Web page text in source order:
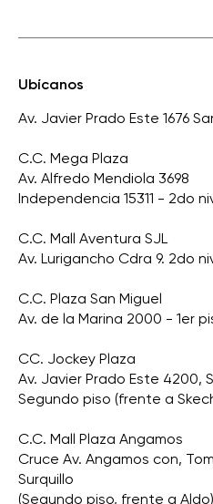
Ubícanos
Av. Javier Prado Este 1676
C.C. Mega Plaza
Av. Alfredo Mendiola 3698
Independencia 15311 - 2do
C.C. Mall Aventura SJL
Av. Lurigancho Cdra 9. 2do
C.C. Plaza San Miguel
Av. de la Marina 2000 - 1er
CC. Jockey Plaza
Av. Javier Prado Este 4200,
Segundo piso (frente a
C.C. Mall Plaza Angamos
Cruce Av. Angamos con,
Surquillo
(Segundo piso, frente a Aldo)